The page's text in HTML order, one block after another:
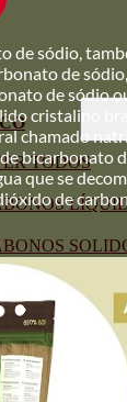
TODOS
Y
de sódio,
de
de sódio
cristalino
chamado
bicarbonato
que se
de